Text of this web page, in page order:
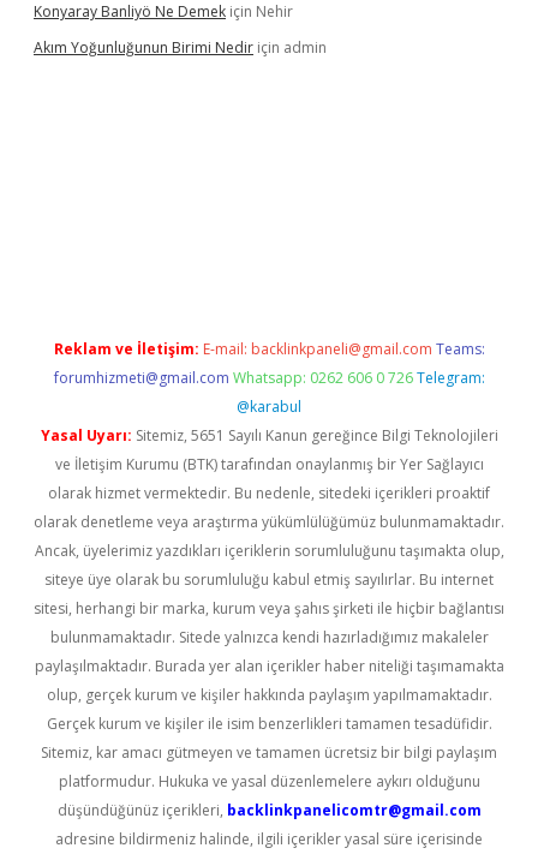
Konyaray Banliyö Ne Demek için Nehir
Akım Yoğunluğunun Birimi Nedir için admin
Reklam ve İletişim: E-mail: backlinkpaneli@gmail.com Teams:
forumhizmeti@gmail.com Whatsapp: 0262 606 0 726 Telegram:
@karabul
Yasal Uyarı: Sitemiz, 5651 Sayılı Kanun gereğince Bilgi Teknolojileri
ve İletişim Kurumu (BTK) tarafından onaylanmış bir Yer Sağlayıcı
olarak hizmet vermektedir. Bu nedenle, sitedeki içerikleri proaktif
olarak denetleme veya araştırma yükümlülüğümüz bulunmamaktadır.
Ancak, üyelerimiz yazdıkları içeriklerin sorumluluğunu taşımakta olup,
siteye üye olarak bu sorumluluğu kabul etmiş sayılırlar. Bu internet
sitesi, herhangi bir marka, kurum veya şahıs şirketi ile hiçbir bağlantısı
bulunmamaktadır. Sitede yalnızca kendi hazırladığımız makaleler
paylaşılmaktadır. Burada yer alan içerikler haber niteliği taşımamakta
olup, gerçek kurum ve kişiler hakkında paylaşım yapılmamaktadır.
Gerçek kurum ve kişiler ile isim benzerlikleri tamamen tesadüfidir.
Sitemiz, kar amacı gütmeyen ve tamamen ücretsiz bir bilgi paylaşım
platformudur. Hukuka ve yasal düzenlemelere aykırı olduğunu
düşündüğünüz içerikleri, backlinkpanelicomtr@gmail.com
adresine bildirmeniz halinde, ilgili içerikler yasal süre içerisinde